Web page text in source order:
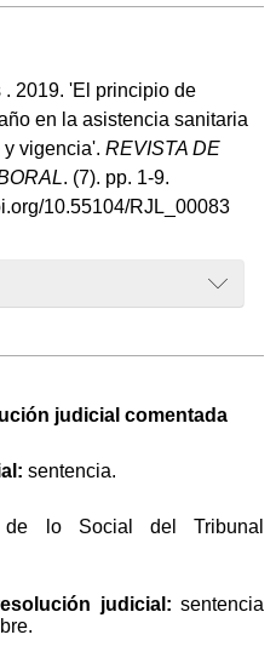
. 2019. 'El principio de
en la asistencia sanitaria
y vigencia'.REVISTA DE
. (7). pp. 1-9.
10.55104/RJL_00083
judicial comentada
sentencia.
de lo Social del Tribunal
judicial: sentencia